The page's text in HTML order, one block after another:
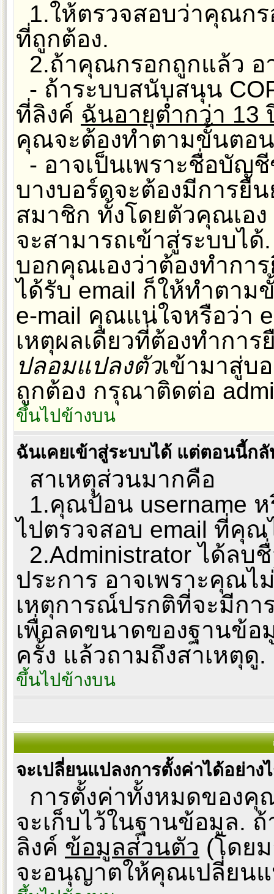
1.ให้ตรวจสอบว่าคุณกร
ที่ถูกต้อง.
2.ถ้าคุณกรอกถูกแล้ว อ
- ถ้าระบบสนับสนุน
ที่ลิงค์ ฉันอายุต่ำกว่า 13
คุณจะต้องทำตามขั้นตอ
- อาจเป็นเพราะชื่อบัญ
บางบอร์ดจะต้องมีการยื
สมาชิก ทั้งโดยตัวคุณเอ
จะสามารถเข้าสู่ระบบไ
บอกคุณเองว่าต้องทำก
ได้รับ email ก็ให้ทำตา
e-mail คุณแน่ใจหรือว่า
เหตุผลเดียวที่ต้องทำกา
ปลอมแปลงตัวเข้ามาสู่บ
ถูกต้อง กรุณาติดต่อ
ขึ้นไปข้างบน
ฉันเคยเข้าสู่ระบบได้ แต่ตอนนี้กลั
สาเหตุส่วนมากคือ
1.คุณป้อน username
ไปตรวจสอบ email ที่คุ
2.Administrator ได้ล
ประการ อาจเพราะคุณไ
เหตุการณ์ปรกติที่จะมีกา
เพื่อลดขนาดของฐานข้
ครั้ง แล้วถามถึงสาเหตุดู.
ขึ้นไปข้างบน
จะเปลี่ยนแปลงการตั้งค่าได้อย่าง
การตั้งค่าทั้งหมดของ
จะเก็บไว้ในฐานข้อมูล.
ลิงค์ ข้อมูลส่วนตัว (โดย
จะอนุญาตให้คุณเปลี่ยนแ